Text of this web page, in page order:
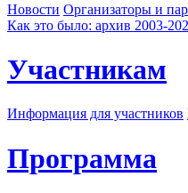
Новости Организаторы и
Как это было: архив 2003-
Участникам
Информация для участников
Программа